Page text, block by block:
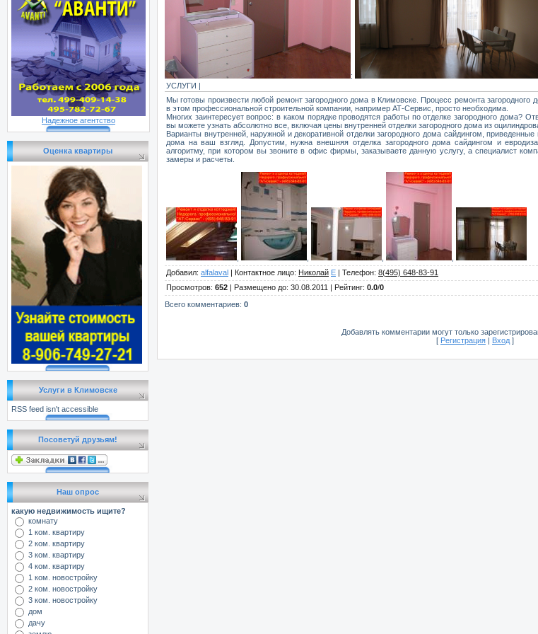
Надежное агентство
Оценка квартиры
Услуги в Климовске
RSS feed isn't accessible
Посоветуй друзьям!
Наш опрос
какую недвижимость ищите?
комнату
1 ком. квартиру
2 ком. квартиру
3 ком. квартиру
4 ком. квартиру
1 ком. новостройку
2 ком. новостройку
3 ком. новостройку
дом
дачу
:
УСЛУГИ |
Мы готовы произвести любой ремонт загородного дома в Климовске. Процесс ремонта
в этом профессиональной строительной компании, например АТ-Сервис, просто необходима.
Многих заинтересует вопрос: в каком порядке проводятся работы по отделке загородного дома?
вы можете узнать абсолютно все, включая цены внутренней отделки загородного дома из
Варианты внутренней, наружной и декоративной отделки загородного дома сайдингом,
дома на ваш взгляд. Допустим, нужна внешняя отделка загородного дома сайдингом и
алгоритму, при котором вы звоните в офис фирмы, заказываете данную услугу, а специалист
замеры и расчеты.
Добавил: alfalaval | Контактное лицо: Николай E | Телефон: 8(495) 648-83-91
Просмотров: 652 | Размещено до: 30.08.2011 | Рейтинг: 0.0/0
Всего комментариев: 0
Добавлять комментарии могут только
[ Регистрация | Вход ]